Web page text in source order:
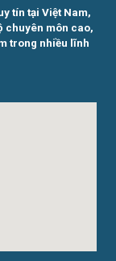
tín tại Việt Nam,
chuyên môn cao,
trong nhiều lĩnh